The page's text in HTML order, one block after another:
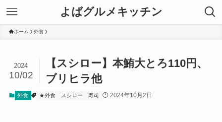
よばグルメキッチン
ホーム 外食
【スシロー】本鮪大とろ110円、
ブリヒラ他
2024
10/02
外食 ★外食 スシロー 寿司 2024年10月2日